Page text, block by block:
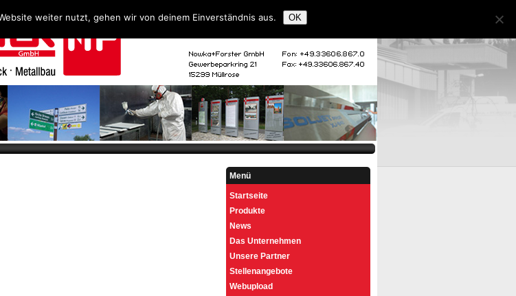
Menü
Startseite
Produkte
News
Das Unternehmen
Unsere Partner
Stellenangebote
Webupload
weiter nutzt, gehen wir von deinem Einverständnis aus. OK